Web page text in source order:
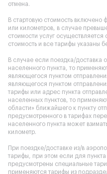
отмена.
В стартовую стоимость включено
или километров, в случае
стоимости услуг
стоимость и все тарифы указаны
В случае если поездка/доставка
населенного пункта, то
являющегося пунктом
являющегося пунктом
тарифы или адрес пункта
населенных пунктов, то
области» ближайшего к пункту
предусмотренного в тарифах
населенного пункта может
километр.
При поездке/доставке из/в
тарифы, при этом если для
предусмотрены специальные
применяются тарифы из